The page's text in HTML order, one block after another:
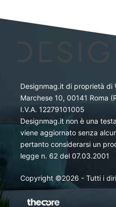
Designmag.it di proprietà di
Marchese 10, 00141 Roma
I.V.A. 12279101005
Designmag.it non è una
viene aggiornato senza
pertanto considerarsi un
legge n. 62 del 07.03.2001
Copyright ©2026 - Tutti i